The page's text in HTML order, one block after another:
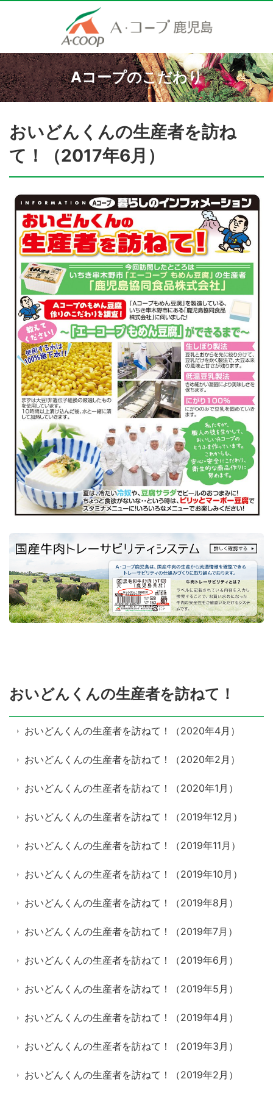
Aコープのこだわり
おいどんくんの生産者を訪ね
て！（2017年6月）
おいどんくんの生産者を訪ねて！
おいどんくんの生産者を訪ねて！（2020年4月）
おいどんくんの生産者を訪ねて！（2020年2月）
おいどんくんの生産者を訪ねて！（2020年1月）
おいどんくんの生産者を訪ねて！（2019年12月）
おいどんくんの生産者を訪ねて！（2019年11月）
おいどんくんの生産者を訪ねて！（2019年10月）
おいどんくんの生産者を訪ねて！（2019年8月）
おいどんくんの生産者を訪ねて！（2019年7月）
おいどんくんの生産者を訪ねて！（2019年6月）
おいどんくんの生産者を訪ねて！（2019年5月）
おいどんくんの生産者を訪ねて！（2019年4月）
おいどんくんの生産者を訪ねて！（2019年3月）
おいどんくんの生産者を訪ねて！（2019年2月）